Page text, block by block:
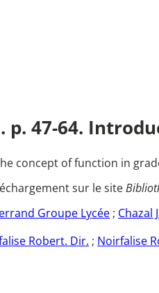
p. 47-64.
concept of function in
sur le site
Groupe Lycée ; Chazal
Robert. Dir. ; Noirfalise